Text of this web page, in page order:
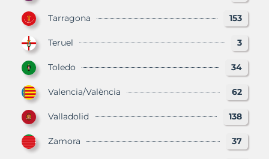
Tarragona 153
Teruel 3
Toledo 34
Valencia/València 62
Valladolid 138
Zamora 37